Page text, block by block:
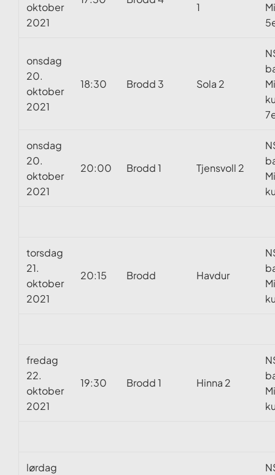
oktober
2021
1
onsdag
20.
oktober
2021
18:30 Brodd 3 Sola 2
onsdag
20.
oktober
2021
20:00 Brodd 1 Tjensvoll 2
torsdag
21.
oktober
2021
20:15 Brodd Havdur
fredag
22.
oktober
2021
19:30 Brodd 1 Hinna 2
lørdag